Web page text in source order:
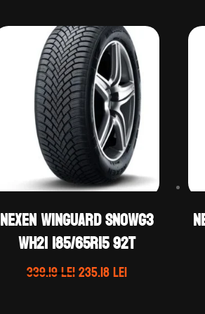
Nexen WINGUARD SNOWG3
WH21 185/65R15 92T
339.19leiPrețul
235.18leiPrețul